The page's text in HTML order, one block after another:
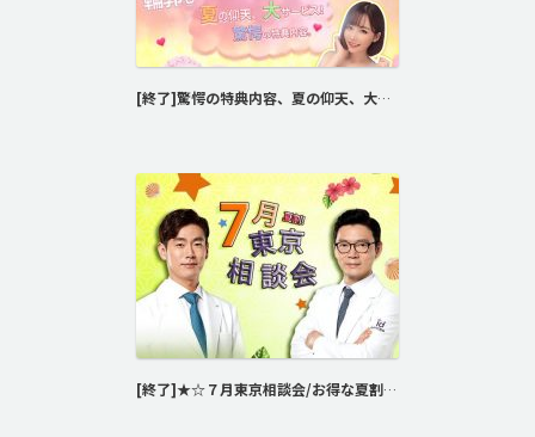
[終了]驚愕の特典内容、夏の仰天、大サービス！2019の夏はidで決まり！☆
[終了]★☆７月東京相談会/お得な夏割！輪郭＆パーツ相談会☆★